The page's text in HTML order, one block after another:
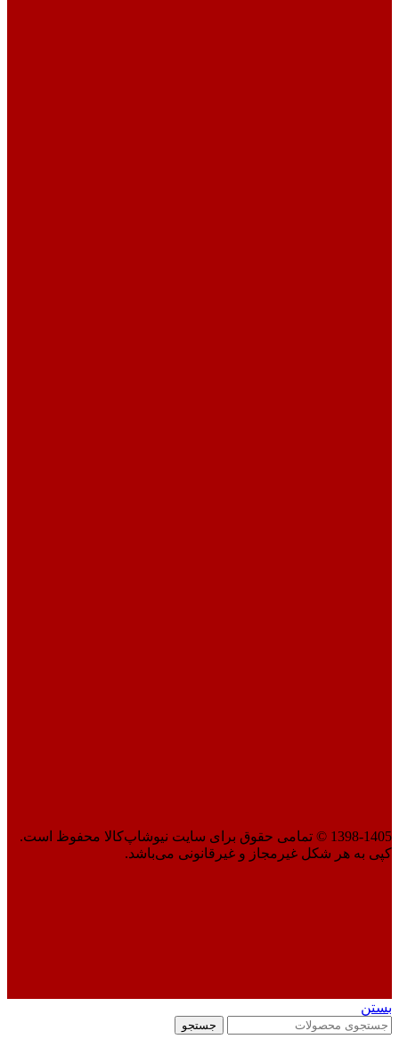
1398-1405 © تمامی حقوق برای سایت نیوشاپ‌کالا محفوظ است.
کپی به هر شکل غیرمجاز و غیرقانونی می‌باشد.
بستن
جستجو